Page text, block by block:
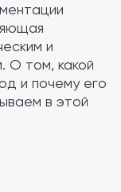
и
О том, какой
и почему его
в этой